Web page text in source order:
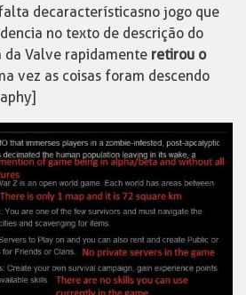
de características no jogo que
no texto de descrição do
da Valve rapidamente retirou o
vez as coisas foram descendo